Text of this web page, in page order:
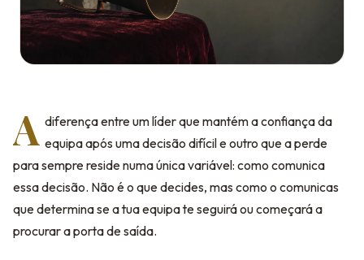
A diferença entre um líder que mantém a confiança da
equipa após uma decisão difícil e outro que a perde
para sempre reside numa única variável: como comunica
essa decisão. Não é o que decides, mas como o comunicas
que determina se a tua equipa te seguirá ou começará a
procurar a porta de saída.